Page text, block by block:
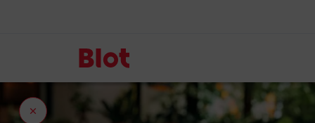
Fermer
l'onglet